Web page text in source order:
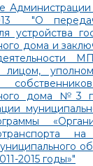
"О
устройства
дома и
лицом,
дома №3
на
2015 годы»"